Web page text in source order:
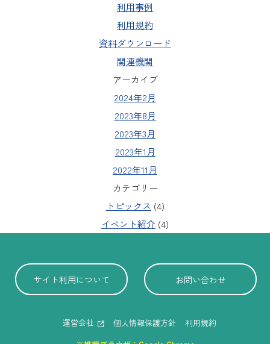
利用事例
利用規約
資料ダウンロード
関連機関
アーカイブ
2024年2月
2023年8月
2023年3月
2023年1月
2022年11月
カテゴリー
トピックス (4)
イベント紹介 (4)
サイト利用について お問い合わせ
運営会社 個人情報保護方針
利用規約